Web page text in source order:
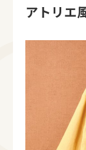
アトリエ